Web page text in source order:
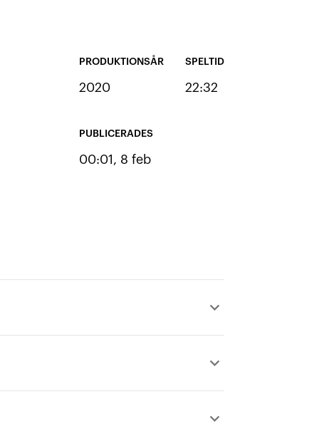
PRODUKTIONSÅR
2020
PUBLICERADES
00:01, 8 feb
SPELTID
22:32
keyboard_arrow_up
keyboard_arrow_up
keyboard_arrow_up